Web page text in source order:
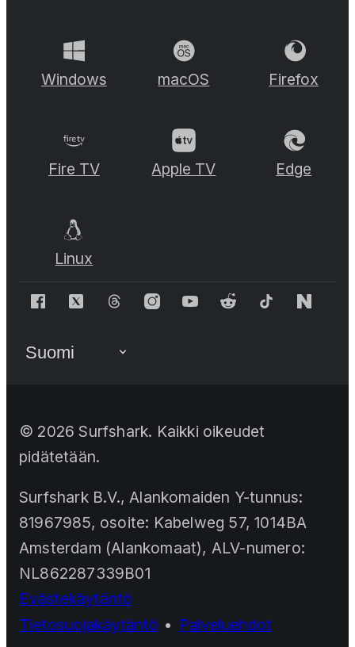
Windows macOS Firefox
Fire TV Apple TV Edge
Linux
© 2026 Surfshark. Kaikki oikeudet
pidätetään.
Surfshark B.V., Alankomaiden Y-tunnus:
81967985, osoite: Kabelweg 57, 1014BA
Amsterdam (Alankomaat), ALV-numero:
NL862287339B01
Evästekäytäntö
Tietosuojakäytäntö • Palveluehdot